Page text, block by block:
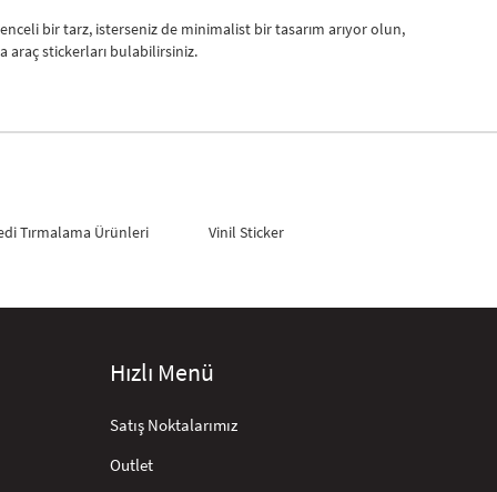
bir tarz, isterseniz de minimalist bir tasarım arıyor olun,
araç stickerları bulabilirsiniz.
aracınızın kaputuna, camına, yanlarına veya bagajına
Tırmalama Ürünleri Vinil Sticker
Hızlı Menü
Satış Noktalarımız
Outlet